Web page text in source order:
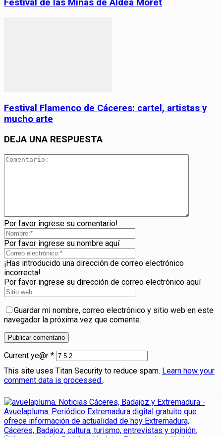
Festival de las Minas de Aldea Moret
Festival Flamenco de Cáceres: cartel, artistas y
mucho arte
DEJA UNA RESPUESTA
Por favor ingrese su comentario!
Por favor ingrese su nombre aquí
¡Has introducido una dirección de correo electrónico
incorrecta!
Por favor ingrese su dirección de correo electrónico aquí
Guardar mi nombre, correo electrónico y sitio web en este
navegador la próxima vez que comente.
Current ye@r *
This site uses Titan Security to reduce spam. Learn how your
comment data is processed .